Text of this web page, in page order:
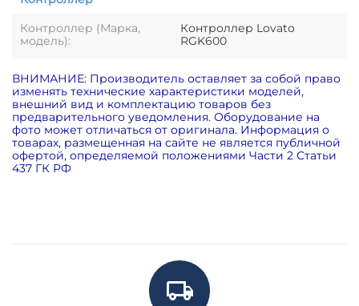
Контроллер (Марка,
модель):
Контроллер Lovato
RGK600
ВНИМАНИЕ: Производитель оставляет за собой право
изменять технические характеристики моделей,
внешний вид и комплектацию товаров без
предварительного уведомления. Оборудование на
фото может отличаться от оригинала. Информация о
товарах, размещенная на сайте не является публичной
офертой, определяемой положениями Части 2 Статьи
437 ГК РФ